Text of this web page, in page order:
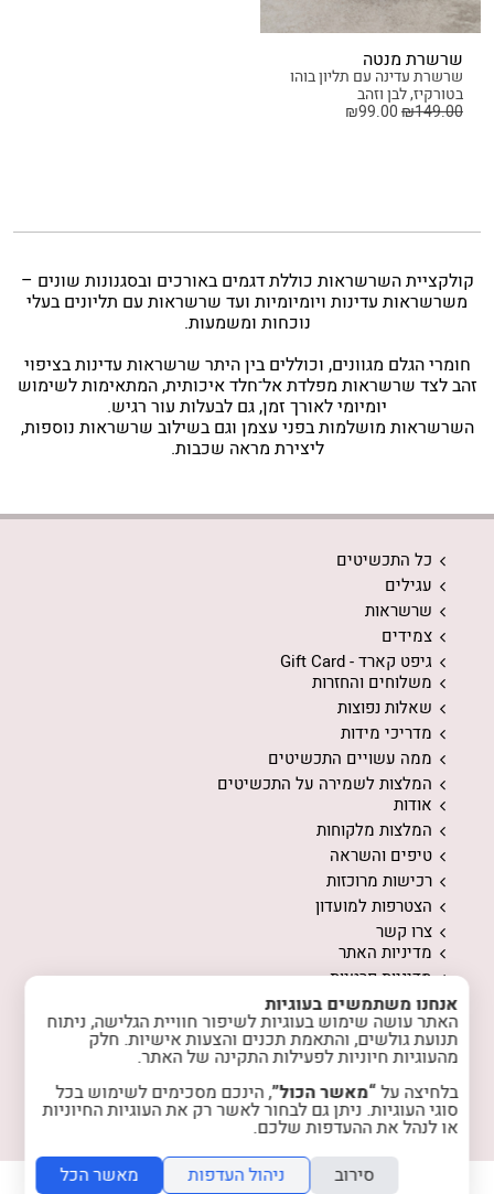
שרשרת מנטה
שרשרת עדינה עם תליון בוהו
בטורקיז, לבן וזהב
₪149.00
₪99.00
קולקציית השרשראות כוללת דגמים באורכים ובסגנונות שונים –
משרשראות עדינות ויומיומיות ועד שרשראות עם תליונים בעלי
נוכחות ומשמעות.
חומרי הגלם מגוונים, וכוללים בין היתר שרשראות עדינות בציפוי
זהב לצד שרשראות מפלדת אל־חלד איכותית, המתאימות לשימוש
יומיומי לאורך זמן, גם לבעלות עור רגיש.
השרשראות מושלמות בפני עצמן וגם בשילוב שרשראות נוספות,
ליצירת מראה שכבות.
כל התכשיטים
עגילים
שרשראות
צמידים
גיפט קארד - Gift Card
משלוחים והחזרות
שאלות נפוצות
מדריכי מידות
ממה עשויים התכשיטים
המלצות לשמירה על התכשיטים
אודות
המלצות מלקוחות
טיפים והשראה
רכישות מרוכזות
הצטרפות למועדון
צרו קשר
מדיניות האתר
מדיניות פרטיות
facebook
instagram
אנחנו משתמשים בעוגיות
האתר עושה שימוש בעוגיות לשיפור חוויית הגלישה, ניתוח
תנועת גולשים, והתאמת תכנים והצעות אישיות. חלק
מהעוגיות חיוניות לפעילות התקינה של האתר.
בלחיצה על“מאשר הכול”, הינכם מסכימים לשימוש בכל
סוגי העוגיות. ניתן גם לבחור לאשר רק את העוגיות החיוניות
או לנהל את ההעדפות שלכם.
סירוב
ניהול העדפות מאשר הכל